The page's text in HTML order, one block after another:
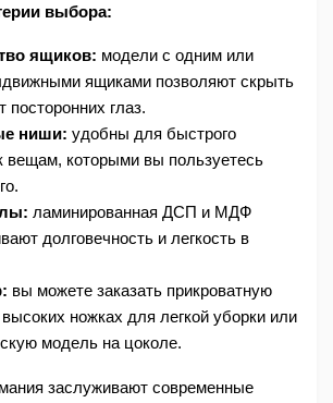
выбора:
ящиков: модели с одним или
ящиками позволяют скрыть
посторонних глаз.
ниши: удобны для быстрого
вещам, которыми вы пользуетесь
ламинированная ДСП и МДФ
долговечность и легкость в
вы можете заказать прикроватную
ножках для легкой уборки или
модель на цоколе.
заслуживают современные